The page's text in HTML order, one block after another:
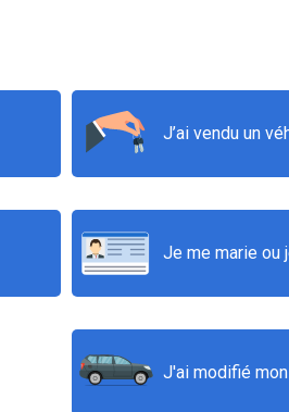
J’ai vendu un
Je me marie ou
J'ai modifié